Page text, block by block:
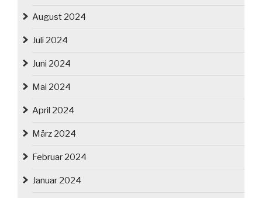
August 2024
Juli 2024
Juni 2024
Mai 2024
April 2024
März 2024
Februar 2024
Januar 2024